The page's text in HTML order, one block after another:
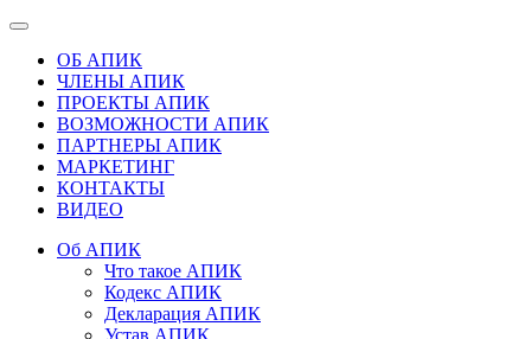
ОБ АПИК
ЧЛЕНЫ АПИК
ПРОЕКТЫ АПИК
ВОЗМОЖНОСТИ АПИК
ПАРТНЕРЫ АПИК
МАРКЕТИНГ
КОНТАКТЫ
ВИДЕО
Об АПИК
Что такое АПИК
Кодекс АПИК
Декларация АПИК
Устав АПИК